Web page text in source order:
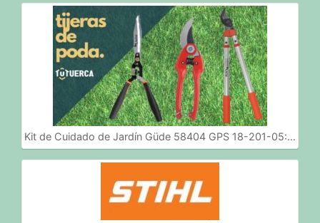
Kit de Cuidado de Jardín Güde 58404 GPS 18-201-05:…